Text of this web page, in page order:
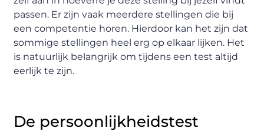
passen. Er zijn vaak meerdere stellingen die bij
een competentie horen. Hierdoor kan het zijn dat
sommige stellingen heel erg op elkaar lijken. Het
is natuurlijk belangrijk om tijdens een test altijd
eerlijk te zijn.
De persoonlijkheidstest